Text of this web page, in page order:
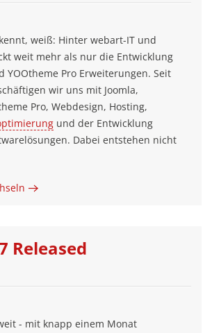
weiß: Hinter webart-IT und
weit mehr als nur die Entwicklung
YOOtheme Pro Erweiterungen. Seit
wir uns mit Joomla,
Pro, Webdesign, Hosting,
und der Entwicklung
Dabei entstehen nicht
Released
- mit knapp einem Monat